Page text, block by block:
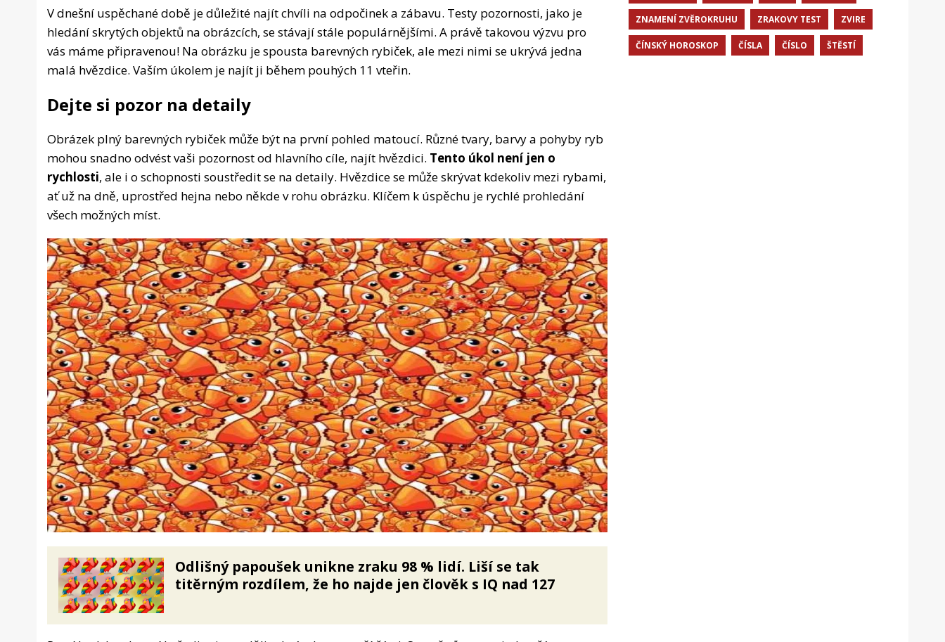
V dnešní uspěchané době je důležité najít chvíli na odpočinek a zábavu. Testy pozornosti, jako je
hledání skrytých objektů na obrázcích, se stávají stále populárnějšími. A právě takovou výzvu pro
vás máme připravenou! Na obrázku je spousta barevných rybiček, ale mezi nimi se ukrývá jedna
malá hvězdice. Vaším úkolem je najít ji během pouhých 11 vteřin.
Dejte si pozor na detaily
Obrázek plný barevných rybiček může být na první pohled matoucí. Různé tvary, barvy a pohyby ryb
mohou snadno odvést vaši pozornost od hlavního cíle, najít hvězdici. Tento úkol není jen o
rychlosti, ale i o schopnosti soustředit se na detaily. Hvězdice se může skrývat kdekoliv mezi rybami,
ať už na dně, uprostřed hejna nebo někde v rohu obrázku. Klíčem k úspěchu je rychlé prohledání
všech možných míst.
Odlišný papoušek unikne zraku 98 % lidí. Liší se tak
titěrným rozdílem, že ho najde jen člověk s IQ nad 127
ZNAMENÍ ZVĚROKRUHU ZRAKOVY TEST ZVIRE
ČÍNSKÝ HOROSKOP ČÍSLA ČÍSLO ŠTĚSTÍ